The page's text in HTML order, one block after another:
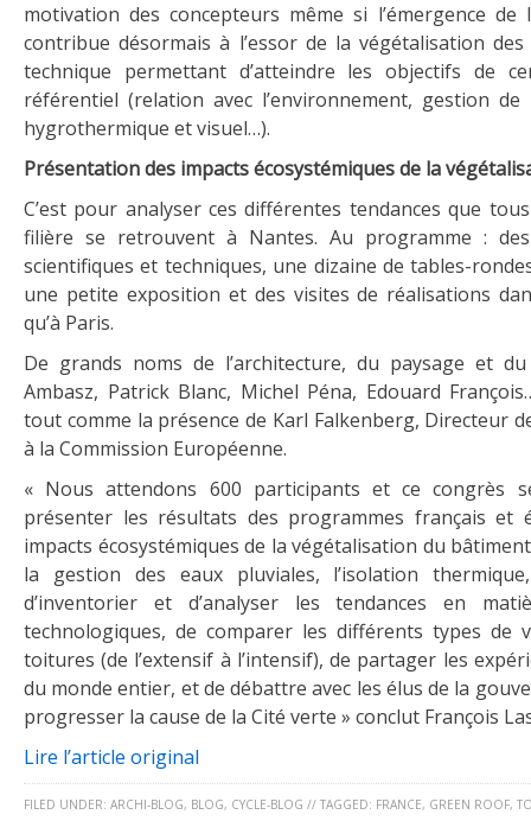
motivation des concepteurs même si l’émergence de
contribue désormais à l’essor de la végétalisation
technique permettant d’atteindre les objectifs de
référentiel (relation avec l’environnement, gestion de
hygrothermique et visuel…).
Présentation des impacts écosystémiques de la
C’est pour analyser ces différentes tendances que
filière se retrouvent à Nantes. Au programme : des
scientifiques et techniques, une dizaine de tables-
une petite exposition et des visites de réalisations
qu’à Paris.
De grands noms de l’architecture, du paysage et
Ambasz, Patrick Blanc, Michel Péna, Edouard
tout comme la présence de Karl Falkenberg, Directeur
à la Commission Européenne.
« Nous attendons 600 participants et ce congrès
présenter les résultats des programmes français et
impacts écosystémiques de la végétalisation du
la gestion des eaux pluviales, l’isolation
d’inventorier et d’analyser les tendances en
technologiques, de comparer les différents types de
toitures (de l’extensif à l’intensif), de partager les
du monde entier, et de débattre avec les élus de la
progresser la cause de la Cité verte » conclut François
Lire l’article original
FILED UNDER: ARCHI-BLOG, BLOG, CYCLE-BLOG // TAGGED: FRANCE, GREEN ROOF,